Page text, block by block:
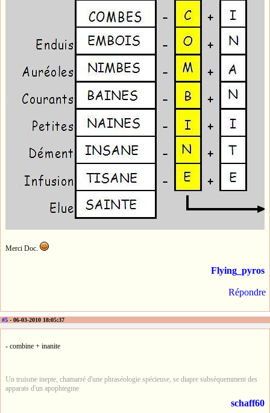
Merci Doc.
Flying_pyros
Répondre
#5 - 06-03-2010 18:05:37
- combine + inanite
Un truisme inepte, chamarré d'une phraséologie spécieuse, se diapre subséquemment des
apparats d'un apophtegme
schaff60